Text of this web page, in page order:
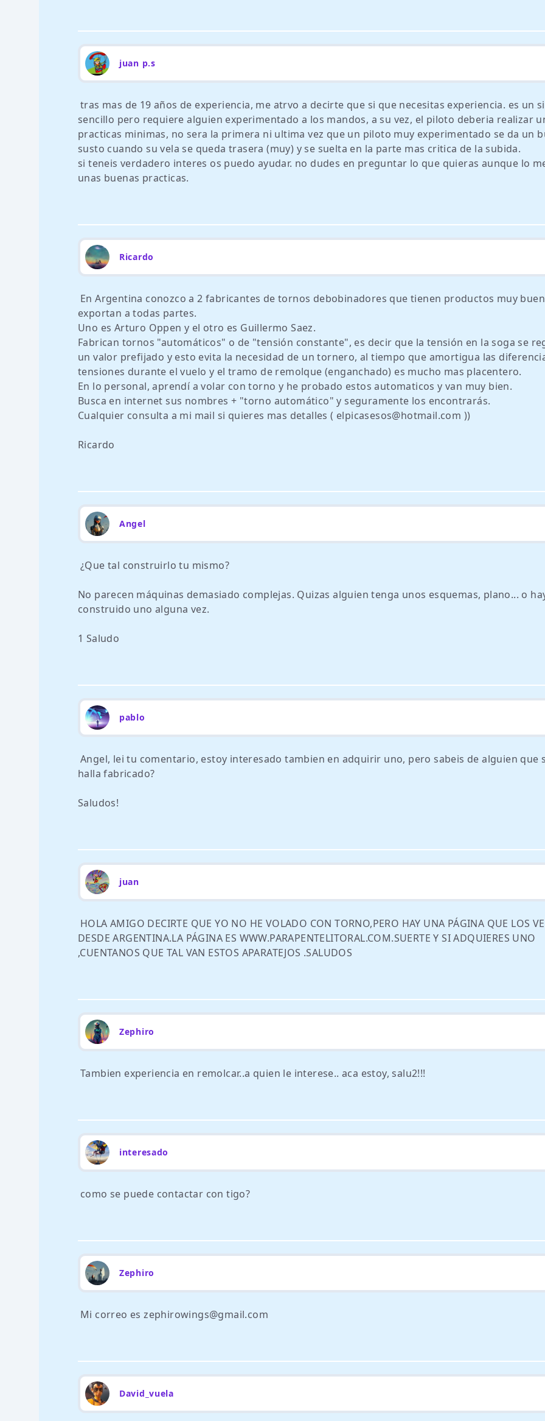
juan p.s
tras mas de 19 años de experiencia, me atrvo a decirte que si que necesitas experiencia. es un
sencillo pero requiere alguien experimentado a los mandos, a su vez, el piloto deberia realizar
practicas minimas, no sera la primera ni ultima vez que un piloto muy experimentado se da un
susto cuando su vela se queda trasera (muy) y se suelta en la parte mas critica de la subida.
si teneis verdadero interes os puedo ayudar. no dudes en preguntar lo que quieras aunque lo
unas buenas practicas.
Ricardo
En Argentina conozco a 2 fabricantes de tornos debobinadores que tienen productos muy
exportan a todas partes.
Uno es Arturo Oppen y el otro es Guillermo Saez.
Fabrican tornos "automáticos" o de "tensión constante", es decir que la tensión en la soga se
un valor prefijado y esto evita la necesidad de un tornero, al tiempo que amortigua las
tensiones durante el vuelo y el tramo de remolque (enganchado) es mucho mas placentero.
En lo personal, aprendí a volar con torno y he probado estos automaticos y van muy bien.
Busca en internet sus nombres + "torno automático" y seguramente los encontrarás.
Cualquier consulta a mi mail si quieres mas detalles ( elpicasesos@hotmail.com ))
Ricardo
Angel
¿Que tal construirlo tu mismo?
No parecen máquinas demasiado complejas. Quizas alguien tenga unos esquemas, plano... o
construido uno alguna vez.
1 Saludo
pablo
Angel, lei tu comentario, estoy interesado tambien en adquirir uno, pero sabeis de alguien que
halla fabricado?
Saludos!
juan
HOLA AMIGO DECIRTE QUE YO NO HE VOLADO CON TORNO,PERO HAY UNA PÁGINA QUE LOS
DESDE ARGENTINA.LA PÁGINA ES WWW.PARAPENTELITORAL.COM.SUERTE Y SI ADQUIERES UNO
,CUENTANOS QUE TAL VAN ESTOS APARATEJOS .SALUDOS
Zephiro
Tambien experiencia en remolcar..a quien le interese.. aca estoy, salu2!!!
interesado
como se puede contactar con tigo?
Zephiro
Mi correo es zephirowings@gmail.com
David_vuela